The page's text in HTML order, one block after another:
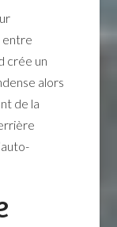
entre
crée un
alors
de la